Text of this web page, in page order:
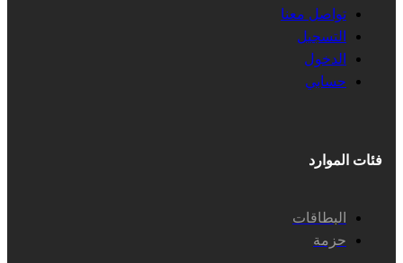
تواصل معنا
التسجيل
الدخول
حسابي
فئات الموارد
البطاقات
حزمة